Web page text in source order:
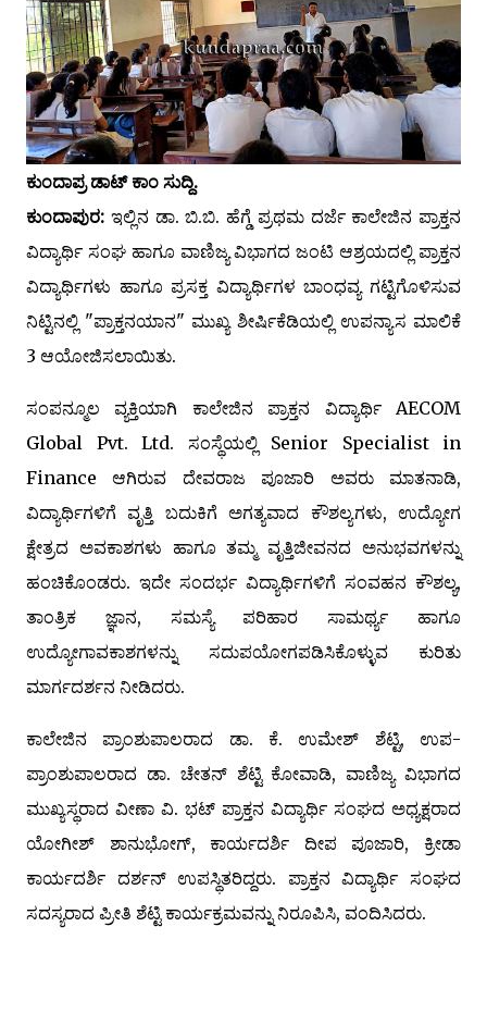
ಕುಂದಾಪ್ರ ಡಾಟ್‌ ಕಾಂ ಸುದ್ದಿ.
ಕುಂದಾಪುರ: ಇಲ್ಲಿನ ಡಾ. ಬಿ.ಬಿ. ಹೆಗ್ಡೆ ಪ್ರಥಮ ದರ್ಜೆ ಕಾಲೇಜಿನ ಪ್ರಾಕ್ತನ
ವಿದ್ಯಾರ್ಥಿ ಸಂಘ ಹಾಗೂ ವಾಣಿಜ್ಯ ವಿಭಾಗದ ಜಂಟಿ ಆಶ್ರಯದಲ್ಲಿ ಪ್ರಾಕ್ತನ
ವಿದ್ಯಾರ್ಥಿಗಳು ಹಾಗೂ ಪ್ರಸಕ್ತ ವಿದ್ಯಾರ್ಥಿಗಳ ಬಾಂಧವ್ಯ ಗಟ್ಟಿಗೊಳಿಸುವ
ನಿಟ್ಟಿನಲ್ಲಿ "ಪ್ರಾಕ್ತನಯಾನ" ಮುಖ್ಯ ಶೀರ್ಷಿಕೆಡಿಯಲ್ಲಿ ಉಪನ್ಯಾಸ ಮಾಲಿಕೆ
3 ಆಯೋಜಿಸಲಾಯಿತು.
ಸಂಪನ್ಮೂಲ ವ್ಯಕ್ತಿಯಾಗಿ ಕಾಲೇಜಿನ ಪ್ರಾಕ್ತನ ವಿದ್ಯಾರ್ಥಿ AECOM
Global Pvt. Ltd. ಸಂಸ್ಥೆಯಲ್ಲಿ Senior Specialist in
Finance ಆಗಿರುವ ದೇವರಾಜ ಪೂಜಾರಿ ಅವರು ಮಾತನಾಡಿ,
ವಿದ್ಯಾರ್ಥಿಗಳಿಗೆ ವೃತ್ತಿ ಬದುಕಿಗೆ ಅಗತ್ಯವಾದ ಕೌಶಲ್ಯಗಳು, ಉದ್ಯೋಗ
ಕ್ಷೇತ್ರದ ಅವಕಾಶಗಳು ಹಾಗೂ ತಮ್ಮ ವೃತ್ತಿಜೀವನದ ಅನುಭವಗಳನ್ನು
ಹಂಚಿಕೊಂಡರು. ಇದೇ ಸಂದರ್ಭ ವಿದ್ಯಾರ್ಥಿಗಳಿಗೆ ಸಂವಹನ ಕೌಶಲ್ಯ,
ತಾಂತ್ರಿಕ ಜ್ಞಾನ, ಸಮಸ್ಯೆ ಪರಿಹಾರ ಸಾಮರ್ಥ್ಯ ಹಾಗೂ
ಉದ್ಯೋಗಾವಕಾಶಗಳನ್ನು ಸದುಪಯೋಗಪಡಿಸಿಕೊಳ್ಳುವ ಕುರಿತು
ಮಾರ್ಗದರ್ಶನ ನೀಡಿದರು.
ಕಾಲೇಜಿನ ಪ್ರಾಂಶುಪಾಲರಾದ ಡಾ. ಕೆ. ಉಮೇಶ್ ಶೆಟ್ಟಿ, ಉಪ-
ಪ್ರಾಂಶುಪಾಲರಾದ ಡಾ. ಚೇತನ್ ಶೆಟ್ಟಿ ಕೋವಾಡಿ, ವಾಣಿಜ್ಯ ವಿಭಾಗದ
ಮುಖ್ಯಸ್ಥರಾದ ವೀಣಾ ವಿ. ಭಟ್ ಪ್ರಾಕ್ತನ ವಿದ್ಯಾರ್ಥಿ ಸಂಘದ ಅಧ್ಯಕ್ಷರಾದ
ಯೋಗೀಶ್ ಶಾನುಭೋಗ್, ಕಾರ್ಯದರ್ಶಿ ದೀಪ ಪೂಜಾರಿ, ಕ್ರೀಡಾ
ಕಾರ್ಯದರ್ಶಿ ದರ್ಶನ್ ಉಪಸ್ಥಿತರಿದ್ದರು. ಪ್ರಾಕ್ತನ ವಿದ್ಯಾರ್ಥಿ ಸಂಘದ
ಸದಸ್ಯರಾದ ಪ್ರೀತಿ ಶೆಟ್ಟಿ ಕಾರ್ಯಕ್ರಮವನ್ನು ನಿರೂಪಿಸಿ, ವಂದಿಸಿದರು.